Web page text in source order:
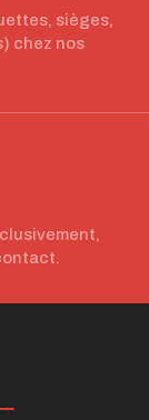
sièges,
chez nos